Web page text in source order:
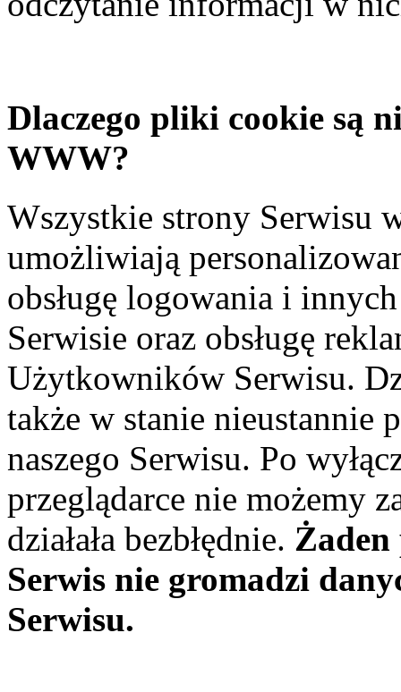
Dlaczego pliki cookie są
WWW?
Wszystkie strony Serwisu
umożliwiają
obsługę logowania i
Serwisie oraz obsługę
Użytkowników Serwisu.
także w stanie nieustannie
naszego Serwisu. Po
przeglądarce nie możemy
działała bezbłędnie. Żaden
Serwis nie gromadzi
Serwisu.